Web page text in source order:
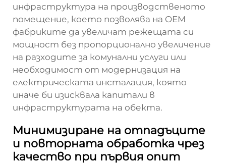
инфраструктура на производственото
помещение, което позволява на OEM
фабриките да увеличат режещата си
мощност без пропорционално увеличение
на разходите за комунални услуги или
необходимост от модернизация на
електрическата инсталация, която
иначе би изисквала капитали в
инфраструктурата на обекта.
Минимизиране на отпадъците
и повторната обработка чрез
качество при първия опит